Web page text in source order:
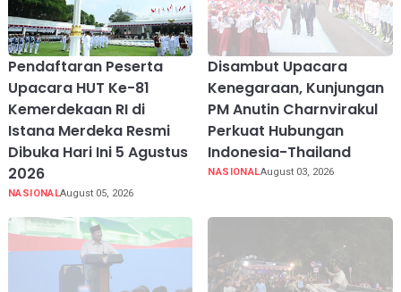
Pendaftaran Peserta
Upacara HUT Ke-81
Kemerdekaan RI di
Istana Merdeka Resmi
Dibuka Hari Ini 5 Agustus
2026
NASIONALAugust 05, 2026
Disambut Upacara
Kenegaraan, Kunjungan
PM Anutin Charnvirakul
Perkuat Hubungan
Indonesia-Thailand
NASIONALAugust 03, 2026